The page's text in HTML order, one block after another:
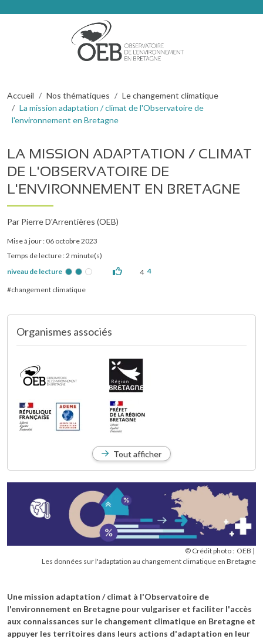
FIL D'ARIANE
Accueil Nos thématiques
Le changement climatique
La mission adaptation / climat de l'Observatoire de
l'environnement en Bretagne
LA MISSION ADAPTATION / CLIMAT
DE L'OBSERVATOIRE DE
L'ENVIRONNEMENT EN BRETAGNE
Par Pierre D'Arrentières (OEB)
Mise à jour : 06 octobre 2023
Temps de lecture : 2 minute(s)
niveau de lecture
4 4
changement climatique
Organismes associés
Tout afficher
© Crédit photo : OEB
Les données sur l'adaptation au changement climatique en Bretagne
Une mission adaptation / climat à l'Observatoire de
l'environnement en Bretagne pour vulgariser et faciliter l'accès
aux connaissances sur le changement climatique en Bretagne et
appuyer les territoires dans leurs actions d'adaptation en leur